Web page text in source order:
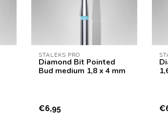
STALEKS PRO
Diamond Bit Pointed
Bud medium 1,8 x 4 mm
€6,95